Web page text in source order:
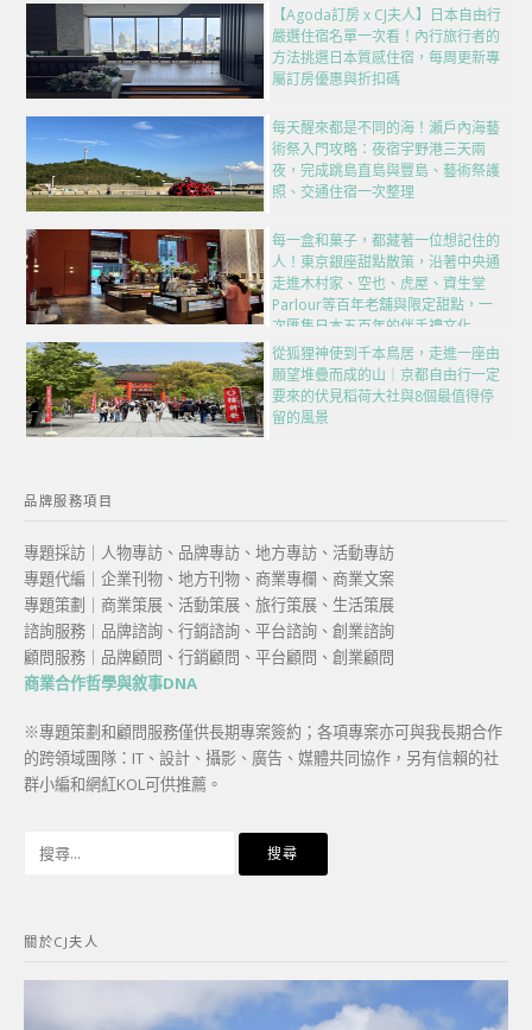
【Agoda訂房 x CJ夫人】日本自由行
嚴選住宿名單一次看！內行旅行者的
方法挑選日本質感住宿，每周更新專
屬訂房優惠與折扣碼
每天醒來都是不同的海！瀨戶內海藝
術祭入門攻略：夜宿宇野港三天兩
夜，完成跳島直島與豐島、藝術祭護
照、交通住宿一次整理
每一盒和菓子，都藏著一位想記住的
人！東京銀座甜點散策，沿著中央通
走進木村家、空也、虎屋、資生堂
Parlour等百年老舖與限定甜點，一
次匯集日本五百年的伴手禮文化
從狐狸神使到千本鳥居，走進一座由
願望堆疊而成的山｜京都自由行一定
要來的伏見稻荷大社與8個最值得停
留的風景
品牌服務項目
專題採訪｜人物專訪、品牌專訪、地方專訪、活動專訪
專題代編｜企業刊物、地方刊物、商業專欄、商業文案
專題策劃｜商業策展、活動策展、旅行策展、生活策展
諮詢服務｜品牌諮詢、行銷諮詢、平台諮詢、創業諮詢
顧問服務｜品牌顧問、行銷顧問、平台顧問、創業顧問
商業合作哲學與敘事DNA
※專題策劃和顧問服務僅供長期專案簽約；各項專案亦可與我長期合作
的跨領域團隊：IT、設計、攝影、廣告、媒體共同協作，另有信賴的社
群小編和網紅KOL可供推薦。
字:
關於CJ夫人